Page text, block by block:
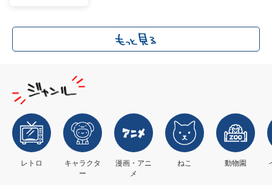
レトロ
キャラクタ
ー
漫画・アニ
メ
ねこ 動物園